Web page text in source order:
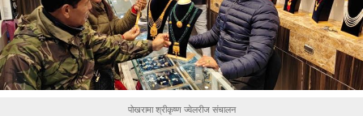
पोखरामा श्रीकृष्ण ज्वेलरीज संचालन